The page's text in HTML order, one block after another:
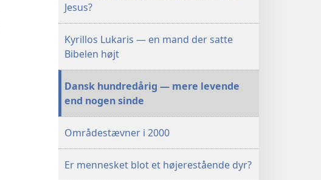
Jesus?
Kyrillos Lukaris — en mand der satte
Bibelen højt
Dansk hundredårig — mere levende
end nogen sinde
Områdestævner i 2000
Er mennesket blot et højerestående dyr?